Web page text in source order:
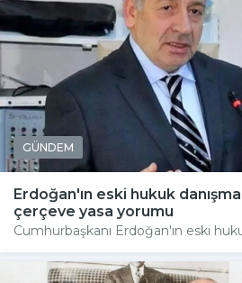
GÜNDEM
Erdoğan'ın eski hukuk
çerçeve yasa yorumu
Cumhurbaşkanı Erdoğan'ın eski